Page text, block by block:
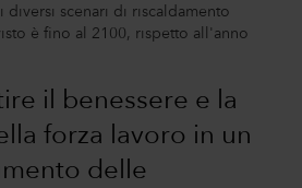
scenari di riscaldamento
è fino al 2100, rispetto all'anno
il benessere e la
forza lavoro in un
delle